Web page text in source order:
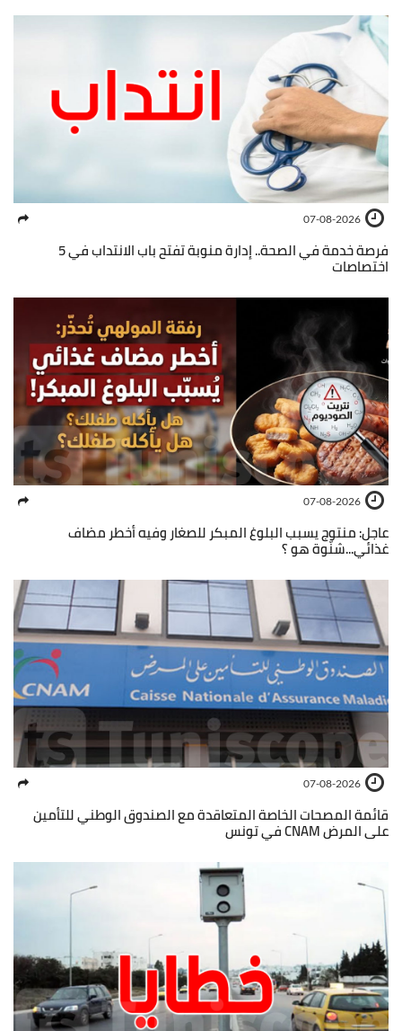
07-08-2026
فرصة خدمة في الصحة.. إدارة منوبة تفتح باب الانتداب في 5
اختصاصات
07-08-2026
عاجل: منتوج يسبب البلوغ المبكر للصغار وفيه أخطر مضاف
غذائي...شنّوة هو ؟
07-08-2026
قائمة المصحات الخاصة المتعاقدة مع الصندوق الوطني للتأمين
على المرض CNAM في تونس